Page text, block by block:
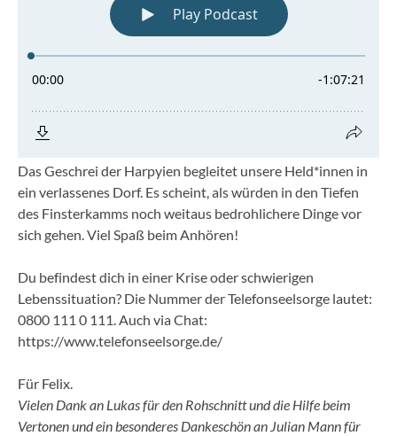
Das Geschrei der Harpyien begleitet unsere Held*innen in
ein verlassenes Dorf. Es scheint, als würden in den Tiefen
des Finsterkamms noch weitaus bedrohlichere Dinge vor
sich gehen. Viel Spaß beim Anhören!
Du befindest dich in einer Krise oder schwierigen
Lebenssituation? Die Nummer der Telefonseelsorge lautet:
0800 111 0 111. Auch via Chat:
https://www.telefonseelsorge.de/
Für Felix.
Vielen Dank an Lukas für den Rohschnitt und die Hilfe beim
Vertonen und ein besonderes Dankeschön an Julian Mann für